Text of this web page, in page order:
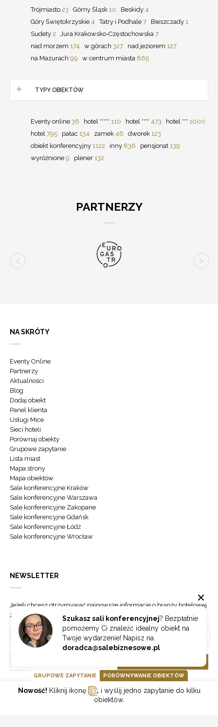
Trójmiasto 23 Górny Śląsk 10 Beskidy 4
Góry Świętokrzyskie 4 Tatry i Podhale 7 Bieszczady 1
Sudety 2 Jura Krakowsko-Częstochowska 7
nad morzem 174 w górach 327 nad jeziorem 127
na Mazurach 99 w centrum miasta 865
TYPY OBIEKTÓW
Eventy online 36 hotel ***** 110 hotel **** 473 hotel *** 1000
hotel 795 pałac 134 zamek 46 dworek 123
obiekt konferencyjny 1122 inny 836 pensjonat 139
wyróżnione 9 plener 132
PARTNERZY
Szukasz sali konferencyjnej? Bezpłatnie
pomożemy Ci znaleźć idealny obiekt na
Twoje wydarzenie! Napisz na
doradca@salebiznesowe.pl
NA SKRÓTY
Eventy Online
Partnerzy
Aktualności
Blog
Dodaj obiekt
Panel klienta
Usługi Mice
Sieci hoteli
Porównaj obiekty
Grupowe zapytanie
Lista miast
Mapa strony
Mapa obiektów
Sale konferencyjne Kraków
Sale konferencyjne Warszawa
Sale konferencyjne Zakopane
Sale konferencyjne Gdańsk
Sale konferencyjne Łódź
Sale konferencyjne Wrocław
NEWSLETTER
Jeżeli chcesz otrzymywać najnowsze informacje o branży hotelowej
zapisz się do naszego newslettera.
GOONLINE.PL SPÓŁKA Z OGRANICZONĄ ODPOWIEDZIALNOŚCIĄ SP.K.
GRUPOWE ZAPYTANIE PORÓWNYWANIE OBIEKTÓW
Nowość! Kliknij ikonę
i wyślij jedno zapytanie do kilku
obiektów.